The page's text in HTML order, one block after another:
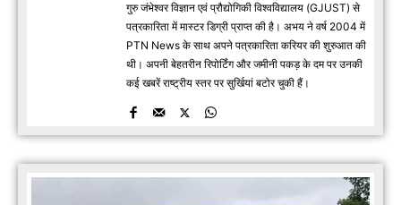
गुरु जंभेश्वर विज्ञान एवं प्रौद्योगिकी विश्वविद्यालय (GJUST) से
पत्रकारिता में मास्टर डिग्री प्राप्त की है। अभय ने वर्ष 2004 में
PTN News के साथ अपने पत्रकारिता करियर की शुरुआत की
थी। अपनी बेहतरीन रिपोर्टिंग और जमीनी पकड़ के दम पर उनकी
कई खबरें राष्ट्रीय स्तर पर सुर्खियां बटोर चुकी हैं।